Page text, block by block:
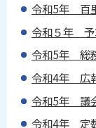
令和5年 百
令和５年 予
令和5年 総
令和4年 広
令和5年 議
令和4年 定